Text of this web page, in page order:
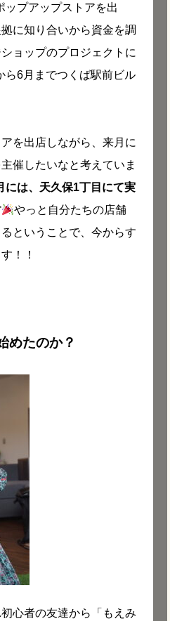
ップアップストアを出
に知り合いから資金を調
ョップのプロジェクトに
ら6月までつくば駅前ビル
を出店しながら、来月に
催したいなと考えていま
には、天久保1丁目にて実
やっと自分たちの店舗
ということで、今からす
！！
めたのか？
心者の友達から「もえみ